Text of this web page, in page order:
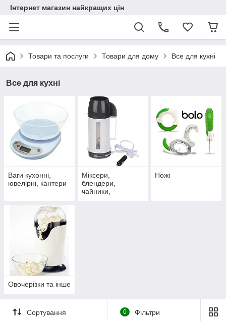
Інтернет магазин найкращих цін
Товари та послуги Товари для дому Все для кухні
Все для кухні
Ваги кухонні,
ювелірні, кантери
Міксери,
блендери,
чайники,
Ножі
Овочерізки та інше
Сортування 0 Фільтри